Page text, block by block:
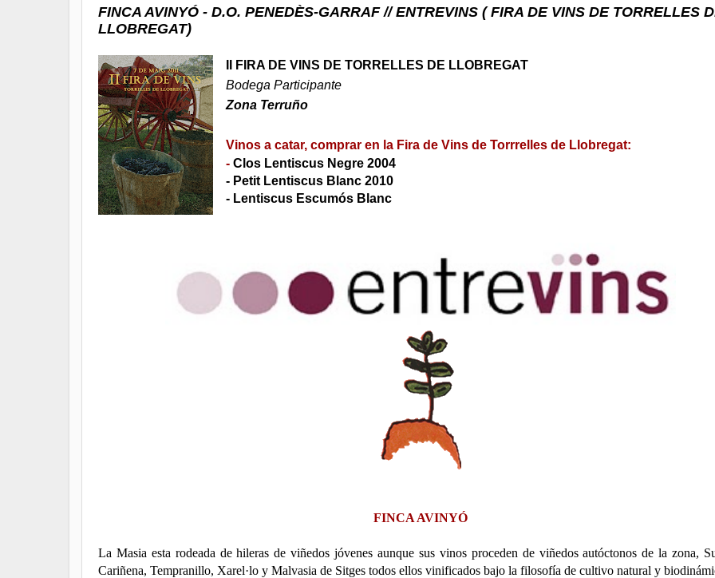
FINCA AVINYÓ - D.O. PENEDÈS-GARRAF // ENTREVINS ( FIRA DE VINS DE TORRELLES
LLOBREGAT)
II FIRA DE VINS DE TORRELLES DE LLOBREGAT
Bodega Participante
Zona Terruño
Vinos a catar, comprar en la Fira de Vins de Torrrelles de Llobregat:
- Clos Lentiscus Negre 2004
- Petit Lentiscus Blanc 2010
- Lentiscus Escumós Blanc
FINCA AVINYÓ
La Masia esta rodeada de hileras de viñedos jóvenes aunque sus vinos proceden de viñedos autóctonos de la zona,
Cariñena, Tempranillo, Xarel·lo y Malvasia de Sitges todos ellos vinificados bajo la filosofía de cultivo natural y